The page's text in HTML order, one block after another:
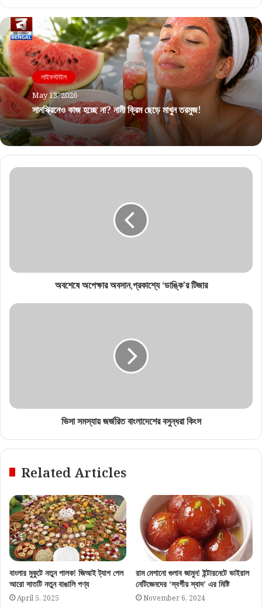
লাইফস্টাইল
May 13, 2026
সানস্ক্রিনেও কাজ হচ্ছে না? নামী ক্রিম ছেড়ে মাখুন তরমুজ!
অবশেষে অপেক্ষার অবসান,প্রকাশ্যে ‘ডাঙ্কি’র টিজার
ভিসা সমস্যায় জর্জরিত বাংলাদেশের বসুন্ধরা কিংস
Related Articles
বাংলার মুকুটে নতুন পালক! জিআই ট্যাগ পেল
আরো সাতটি নতুন বাঙালি পণ্য
April 5, 2025
রাম মেশানো গুলাব জামুন! ইন্টারনেটে ভাইরাল
নেটিজেনদের ‘স্বর্গীয় স্বাদ’ এর মিষ্টি
November 6, 2024